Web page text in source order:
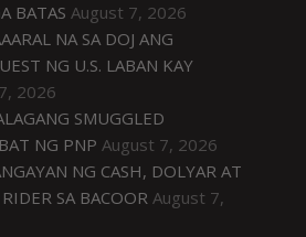
BATAS August 7, 2026
NA SA DOJ ANG
NG U.S. LABAN KAY
2026
SMUGGLED
NG PNP August 7, 2026
NG CASH, DOLYAR AT
SA BACOOR August 7,